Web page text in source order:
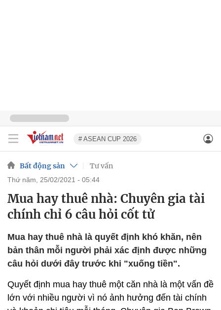
# ASEAN CUP 2026
Bất động sản Tư vấn
thứ năm, 25/02/2021 - 05:44
Mua hay thuê nhà: Chuyên gia tài
chính chỉ 6 câu hỏi cốt tử
Mua hay thuê nhà là quyết định khó khăn, nên
bản thân mỗi người phải xác định được những
câu hỏi dưới đây trước khi "xuống tiền".
Quyết định mua hay thuê một căn nhà là một vấn đề
lớn với nhiều người vì nó ảnh hưởng đến tài chính